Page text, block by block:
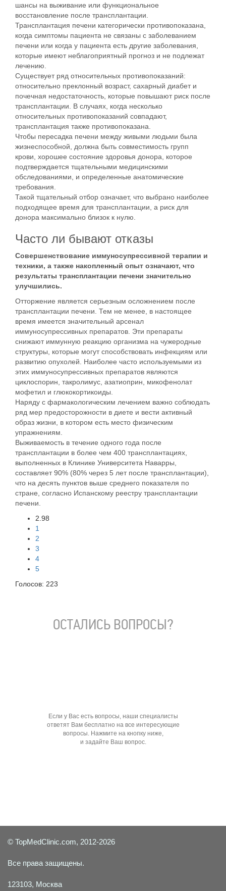
шансы на выживание или функциональное
восстановление после трансплантации.
Трансплантация печени категорически противопоказана,
когда симптомы пациента не связаны с заболеванием
печени или когда у пациента есть другие заболевания,
которые имеют неблагоприятный прогноз и не подлежат
лечению.
Существует ряд относительных противопоказаний:
относительно преклонный возраст, сахарный диабет и
почечная недостаточность, которые повышают риск после
трансплантации. В случаях, когда несколько
относительных противопоказаний совпадают,
трансплантация также противопоказана.
Чтобы пересадка печени между живыми людьми была
жизнеспособной, должна быть совместимость групп
крови, хорошее состояние здоровья донора, которое
подтверждается тщательными медицинскими
обследованиями, и определенные анатомические
требования.
Такой тщательный отбор означает, что выбрано наиболее
подходящее время для трансплантации, а риск для
донора максимально близок к нулю.
Часто ли бывают отказы
Совершенствование иммуносупрессивной терапии и
техники, а также накопленный опыт означают, что
результаты трансплантации печени значительно
улучшились.
Отторжение является серьезным осложнением после
трансплантации печени. Тем не менее, в настоящее
время имеется значительный арсенал
иммуносупрессивных препаратов. Эти препараты
снижают иммунную реакцию организма на чужеродные
структуры, которые могут способствовать инфекциям или
развитию опухолей. Наиболее часто используемыми из
этих иммуносупрессивных препаратов являются
циклоспорин, такролимус, азатиоприн, микофенолат
мофетил и глюкокортикоиды.
Наряду с фармакологическим лечением важно соблюдать
ряд мер предосторожности в диете и вести активный
образ жизни, в котором есть место физическим
упражнениям.
Выживаемость в течение одного года после
трансплантации в более чем 400 трансплантациях,
выполненных в Клинике Университета Наварры,
составляет 90% (80% через 5 лет после трансплантации),
что на десять пунктов выше среднего показателя по
стране, согласно Испанскому реестру трансплантации
печени.
2.98
1
2
3
4
5
Голосов: 223
ОСТАЛИСЬ ВОПРОСЫ?
Если у Вас есть вопросы, наши специалисты
ответят Вам бесплатно на все интересующие
вопросы. Нажмите на кнопку ниже,
и задайте Ваш вопрос.
© TopMedClinic.com, 2012-2026
Все права защищены.
123103, Москва